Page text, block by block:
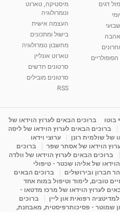
דגים
אהבה
מיסטיקה, טארוט
ונומרולוגיה
העצמה אישית
בישול ומתכונים
מחשבון נומרולוגיה
טארוט אונליין
סרטונים חדשים
סרטונים מובילים
RSS
בוטו
ברוכים הבאים לערוץ הוידאו של
ברוכים הבאים לערוץ הוידאו של ליסה
של שולמית רונן
ערוצי וידאו
הוידאו של אסתר שפר
ברוכים
ברוכים הבאים לערוץ הוידאו של וולדה
של אליהו שכטר - טיפולי
חברון ובירושלים
ברוכים הבאים
טובים, לימוד וטיפול במוח אחד
לערוץ הוידאו של מרכז מדטאו -
רפואית און ליין
ברוכים
שמוטר - פסיכותרפיסטית, מאבחנת,